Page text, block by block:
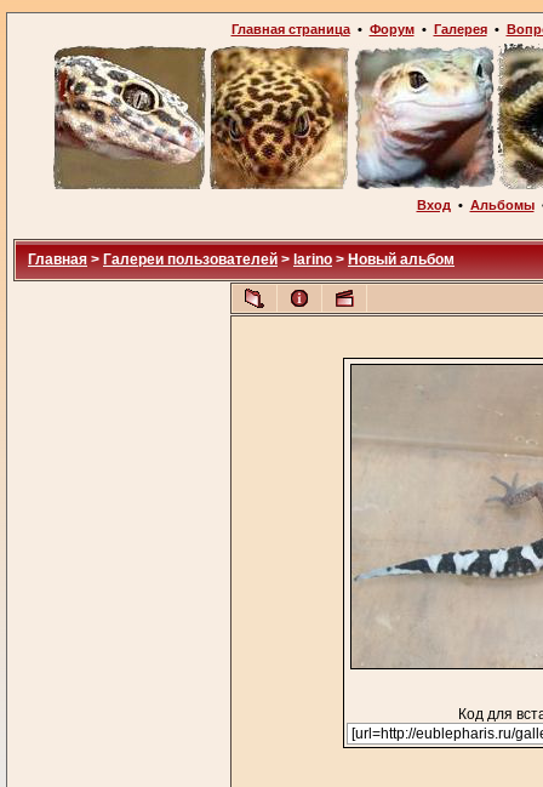
Главная страница• Форум• Галерея•
Вход • Альбомы
Главная > Галереи пользователей > larino > Новый альбом
Код для